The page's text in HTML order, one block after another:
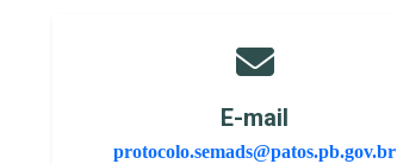
E-mail
protocolo.semads@patos.pb.gov.br